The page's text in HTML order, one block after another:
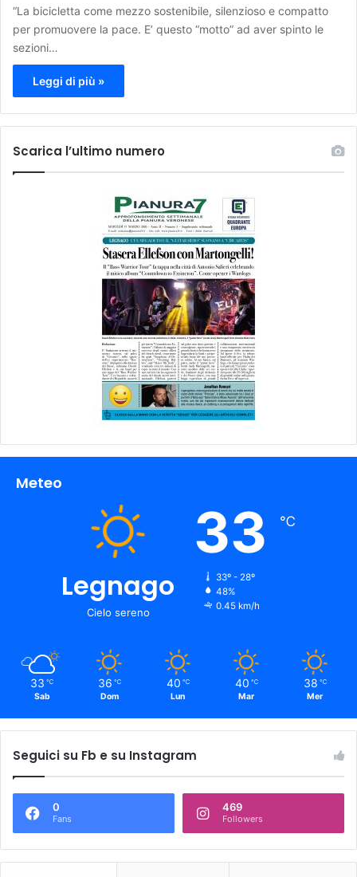
“La bicicletta come mezzo sostenibile, silenzioso e compatto
per promuovere la pace. E’ questo “motto” ad aver spinto le
sezioni…
Leggi di più »
Scarica l’ultimo numero
Meteo
Legnago
Cielo sereno
33 ℃
33º - 28º
48%
0.45 km/h
33 ℃
Sab
36 ℃
Dom
40 ℃
Lun
40 ℃
Mar
38 ℃
Mer
Seguici su Fb e su Instagram
0
Fans
469
Followers